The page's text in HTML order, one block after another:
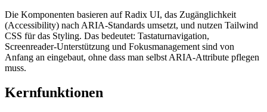
Die Komponenten basieren auf Radix UI, das Zugänglichkeit
(Accessibility) nach ARIA-Standards umsetzt, und nutzen Tailwind
CSS für das Styling. Das bedeutet: Tastaturnavigation,
Screenreader-Unterstützung und Fokusmanagement sind von
Anfang an eingebaut, ohne dass man selbst ARIA-Attribute pflegen
muss.
Kernfunktionen